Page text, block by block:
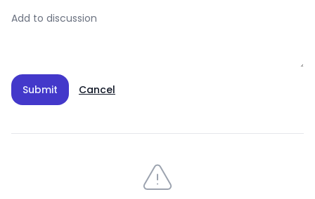
Submit Cancel